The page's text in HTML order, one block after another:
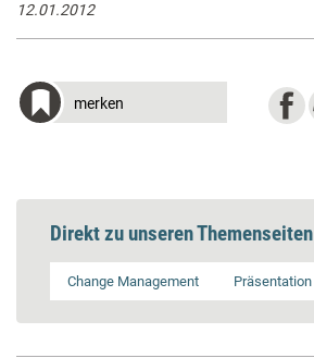
12.01.2012
merken
Direkt zu unseren Themenseiten
Change Management Präsentation